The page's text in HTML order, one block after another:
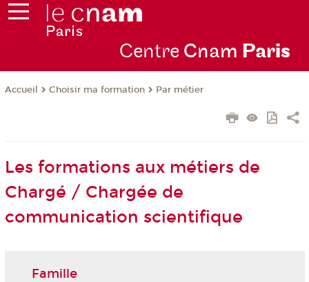
Centre Cnam Paris
Accueil Choisir ma formation Par métier
Les formations aux métiers de
Chargé / Chargée de
communication scientifique
Famille